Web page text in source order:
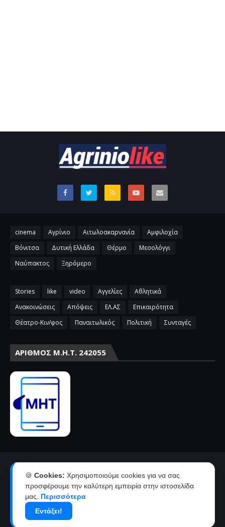
cinema Αγρίνιο Αιτωλοακαρνανία
Αμφιλοχία
Βόνιτσα
Δυτική Ελλάδα Θέρμο
Μεσολόγγι
Ναύπακτος
Ξηρόμερο
Stories like video Αγγελίες
Αθλητικά
Ανακοινώσεις
Απόψεις ΕΛ.ΑΣ
Επικαιρότητα
Θέατρο-Κιν/φος
Παναιτωλικός Πολιτική Συνταγές
ΑΡΙΘΜΌΣ Μ.Η.Τ. 242055
Όροι χρήσης-πολιτική απορρήτου
Ταυτότητα
Δήλωση συμμόρφωσης με την σύσταση 2018/334 της Ε.Ε
Copyright ©
2026
🍪 Cookies: Χρησιμοποιούμε cookies για να σας
προσφέρουμε την καλύτερη εμπειρία στην ιστοσελίδα
μας. Περισσότερα
Εντάξει!